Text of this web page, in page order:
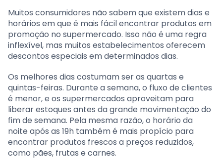
Muitos consumidores não sabem que existem dias e
horários em que é mais fácil encontrar produtos em
promoção no supermercado. Isso não é uma regra
inflexível, mas muitos estabelecimentos oferecem
descontos especiais em determinados dias.
Os melhores dias costumam ser as quartas e
quintas-feiras. Durante a semana, o fluxo de clientes
é menor, e os supermercados aproveitam para
liberar estoques antes da grande movimentação do
fim de semana. Pela mesma razão, o horário da
noite após as 19h também é mais propício para
encontrar produtos frescos a preços reduzidos,
como pães, frutas e carnes.